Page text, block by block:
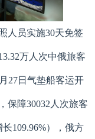
人员实施30天免签
万人次中俄旅客
27日气垫船客运开
保障30032人次旅客
109.96%），俄方